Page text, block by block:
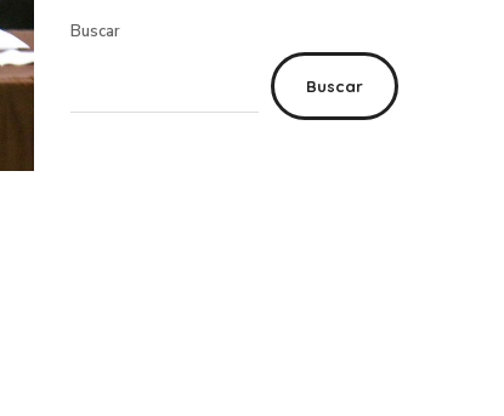
Buscar
Buscar